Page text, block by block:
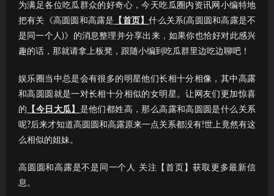
为满足各位吃瓜群众的好奇心，今天吃瓜圈内资讯网小编特地
把有关《高圆圆和高露是
【首页】什么关系(高圆圆和高露是不
是同一个人)》的消息整理并分享出来，如果你也恰好对此感兴
趣的话，那就请拿上板凳，跟随小编到吃瓜群里边吃边聊吧！
娱乐圈当中总是会有很多的明星他们长相十分相像，其中高露
和高圆圆就是一对长相十分相似的女明星。让网友们更加惊喜
的 【今日大瓜】 是他们都姓高，那么高露和高圆圆是什么关系
呢?后来才知道高圆圆和高露原来一点关系都没有!世上竟然有这
么相似的姐妹。
高圆圆和高露是不是同一个人 关注【首页】获取更多最新信
息。